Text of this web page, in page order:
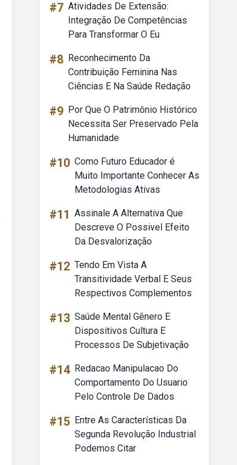
#7 Atividades De Extensão:
Integração De Competências
Para Transformar O Eu
#8 Reconhecimento Da
Contribuição Feminina Nas
Ciências E Na Saúde Redação
#9 Por Que O Patrimônio Histórico
Necessita Ser Preservado Pela
Humanidade
#10 Como Futuro Educador é
Muito Importante Conhecer As
Metodologias Ativas
#11 Assinale A Alternativa Que
Descreve O Possivel Efeito
Da Desvalorização
#12 Tendo Em Vista A
Transitividade Verbal E Seus
Respectivos Complementos
#13 Saúde Mental Gênero E
Dispositivos Cultura E
Processos De Subjetivação
#14 Redacao Manipulacao Do
Comportamento Do Usuario
Pelo Controle De Dados
#15 Entre As Características Da
Segunda Revolução Industrial
Podemos Citar